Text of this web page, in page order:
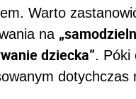
Warto
na
dziecka”. Póki
dotychczas